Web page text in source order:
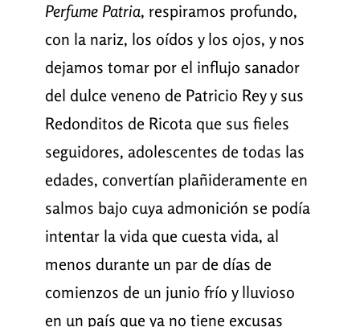
Perfume Patria, respiramos profundo,
con la nariz, los oídos y los ojos, y nos
dejamos tomar por el influjo sanador
del dulce veneno de Patricio Rey y sus
Redonditos de Ricota que sus fieles
seguidores, adolescentes de todas las
edades, convertían plañideramente en
salmos bajo cuya admonición se podía
intentar la vida que cuesta vida, al
menos durante un par de días de
comienzos de un junio frío y lluvioso
en un país que ya no tiene excusas